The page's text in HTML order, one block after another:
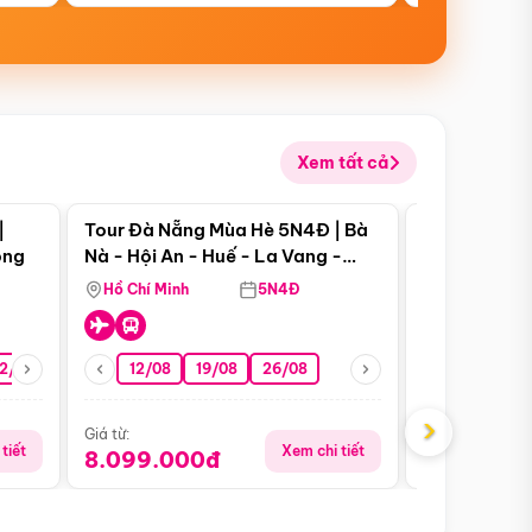
Xem tất cả
08 26/08 05/09 09/09 12/09
tiết
Điểm nổi bật
Tour Đà Nẵng Mùa Hè 5N4Đ | Bà
Nà - Hội An - Huế - La Vang -
Động Thiên Đường
Hồ Chí Minh 5N4Đ
12/08 19/08 26/08
Giá từ:
8.099.000đ Xem chi tiết
Giá từ:
›